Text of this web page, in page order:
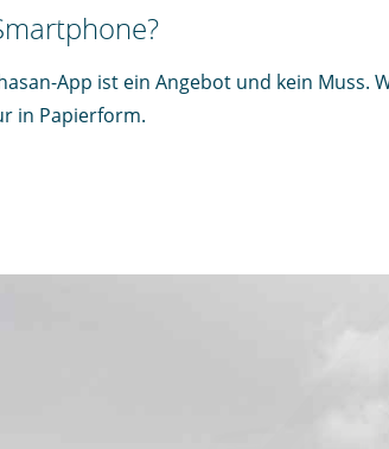
App ist ein Angebot und kein
in Papierform.